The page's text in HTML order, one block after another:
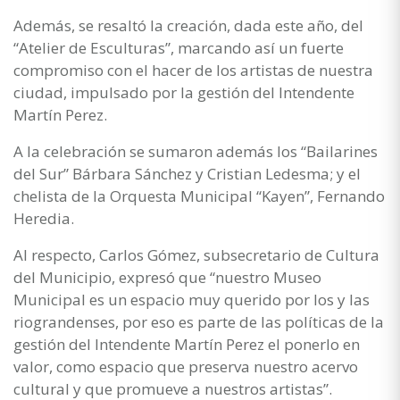
Además, se resaltó la creación, dada este año, del
“Atelier de Esculturas”, marcando así un fuerte
compromiso con el hacer de los artistas de nuestra
ciudad, impulsado por la gestión del Intendente
Martín Perez.
A la celebración se sumaron además los “Bailarines
del Sur” Bárbara Sánchez y Cristian Ledesma; y el
chelista de la Orquesta Municipal “Kayen”, Fernando
Heredia.
Al respecto, Carlos Gómez, subsecretario de Cultura
del Municipio, expresó que “nuestro Museo
Municipal es un espacio muy querido por los y las
riograndenses, por eso es parte de las políticas de la
gestión del Intendente Martín Perez el ponerlo en
valor, como espacio que preserva nuestro acervo
cultural y que promueve a nuestros artistas”.